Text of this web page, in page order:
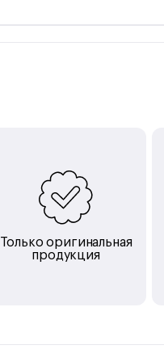
Только оригинальная
продукция